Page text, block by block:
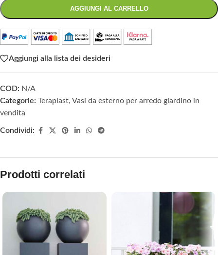
AGGIUNGI AL CARRELLO
Aggiungi alla lista dei desideri
COD: N/A
Categorie: Teraplast, Vasi da esterno per arredo giardino in
vendita
Condividi:
Prodotti correlati